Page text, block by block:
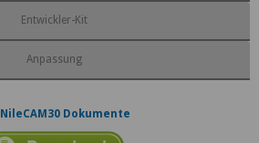
Entwickler-Kit
Anpassung
NileCAM30 Dokumente